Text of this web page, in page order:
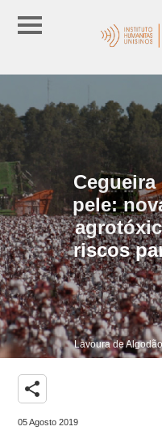
pele:
riscos
Lavoura de
share
05 Agosto 2019